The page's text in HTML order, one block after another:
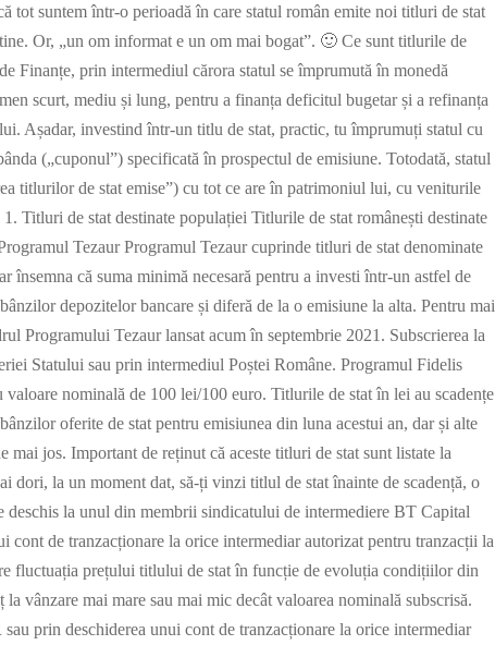
tot suntem într-o perioadă în care statul român emite noi titluri de stat
Or, „un om informat e un om mai bogat”. 🙂 Ce sunt titlurile de
Finanțe, prin intermediul cărora statul se împrumută în monedă
scurt, mediu și lung, pentru a finanța deficitul bugetar și a refinanța
Așadar, investind într-un titlu de stat, practic, tu împrumuți statul cu
(„cuponul”) specificată în prospectul de emisiune. Totodată, statul
titlurilor de stat emise”) cu tot ce are în patrimoniul lui, cu veniturile
Titluri de stat destinate populației Titlurile de stat românești destinate
Tezaur Programul Tezaur cuprinde titluri de stat denominate
că suma minimă necesară pentru a investi într-un astfel de
depozitelor bancare și diferă de la o emisiune la alta. Pentru mai
Programului Tezaur lansat acum în septembrie 2021. Subscrierea la
Statului sau prin intermediul Poștei Române. Programul Fidelis
nominală de 100 lei/100 euro. Titlurile de stat în lei au scadențe
oferite de stat pentru emisiunea din luna acestui an, dar și alte
jos. Important de reținut că aceste titluri de stat sunt listate la
dori, la un moment dat, să-ți vinzi titlul de stat înainte de scadență, o
la unul din membrii sindicatului de intermediere BT Capital
de tranzacționare la orice intermediar autorizat pentru tranzacții la
fluctuația prețului titlului de stat în funcție de evoluția condițiilor din
vânzare mai mare sau mai mic decât valoarea nominală subscrisă.
prin deschiderea unui cont de tranzacționare la orice intermediar